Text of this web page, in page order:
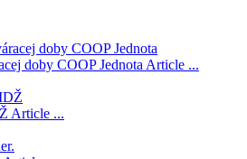
doby COOP Jednota Article ...
Article ...